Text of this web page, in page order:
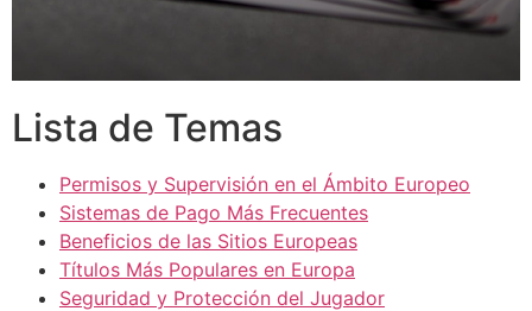
Lista de Temas
Permisos y Supervisión en el Ámbito Europeo
Sistemas de Pago Más Frecuentes
Beneficios de las Sitios Europeas
Títulos Más Populares en Europa
Seguridad y Protección del Jugador